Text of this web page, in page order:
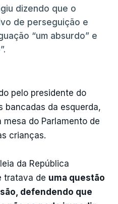
dizendo que o
de perseguição e
“um absurdo” e
pelo presidente do
bancadas da esquerda,
do Parlamento de
crianças.
da República
tratava de uma questão
defendendo que